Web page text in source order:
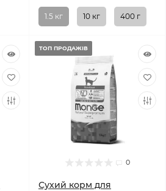
1.5 кг 10 кг 400 г
ТОП ПРОДАЖІВ
0
Сухий корм для